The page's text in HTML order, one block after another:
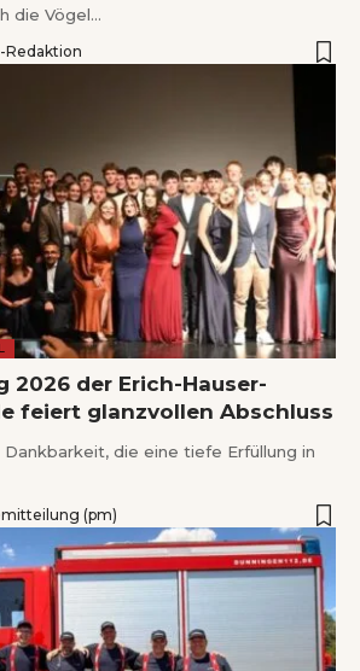
die Vögel…
Redaktion
2026 der Erich-Hauser-
feiert glanzvollen Abschluss
die eine tiefe Erfüllung in
(pm)